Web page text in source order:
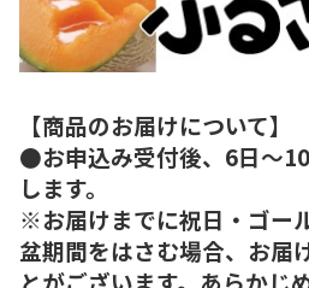
【商品のお届けについて】
●お申込み受付後、6日～
します。
※お届けまでに祝日・ゴー
盆期間をはさむ場合、お届
とがございます。あらかじ